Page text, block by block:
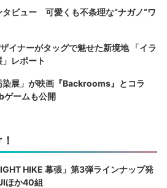
タビュー 可愛くも不条理な“ナガノ“ワ
イナーがタッグで魅せた新境地 「イラ
レポート
染展」が映画『Backrooms』とコラ
ームも公開
HIKE 幕張」第3弾ラインナップ発
ほか40組